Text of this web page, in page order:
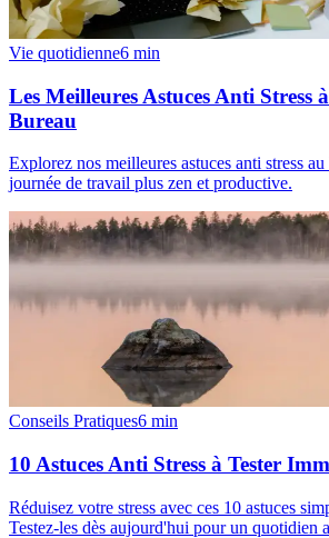
Vie quotidienne6 min
Les Meilleures Astuces Anti Stress
Bureau
Explorez nos meilleures astuces anti stress
journée de travail plus zen et productive.
Conseils Pratiques6 min
10 Astuces Anti Stress à Tester
Réduisez votre stress avec ces 10 astuces
Testez-les dès aujourd'hui pour un quotidien